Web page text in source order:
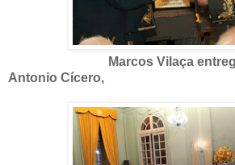
Marcos Vilaça
Antonio Cícero,